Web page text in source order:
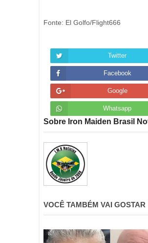
Fonte: El Golfo/Flight666
Twitter
Facebook
Google
Whatsapp
Sobre Iron Maiden Brasil
VOCÊ TAMBÉM VAI GOSTAR